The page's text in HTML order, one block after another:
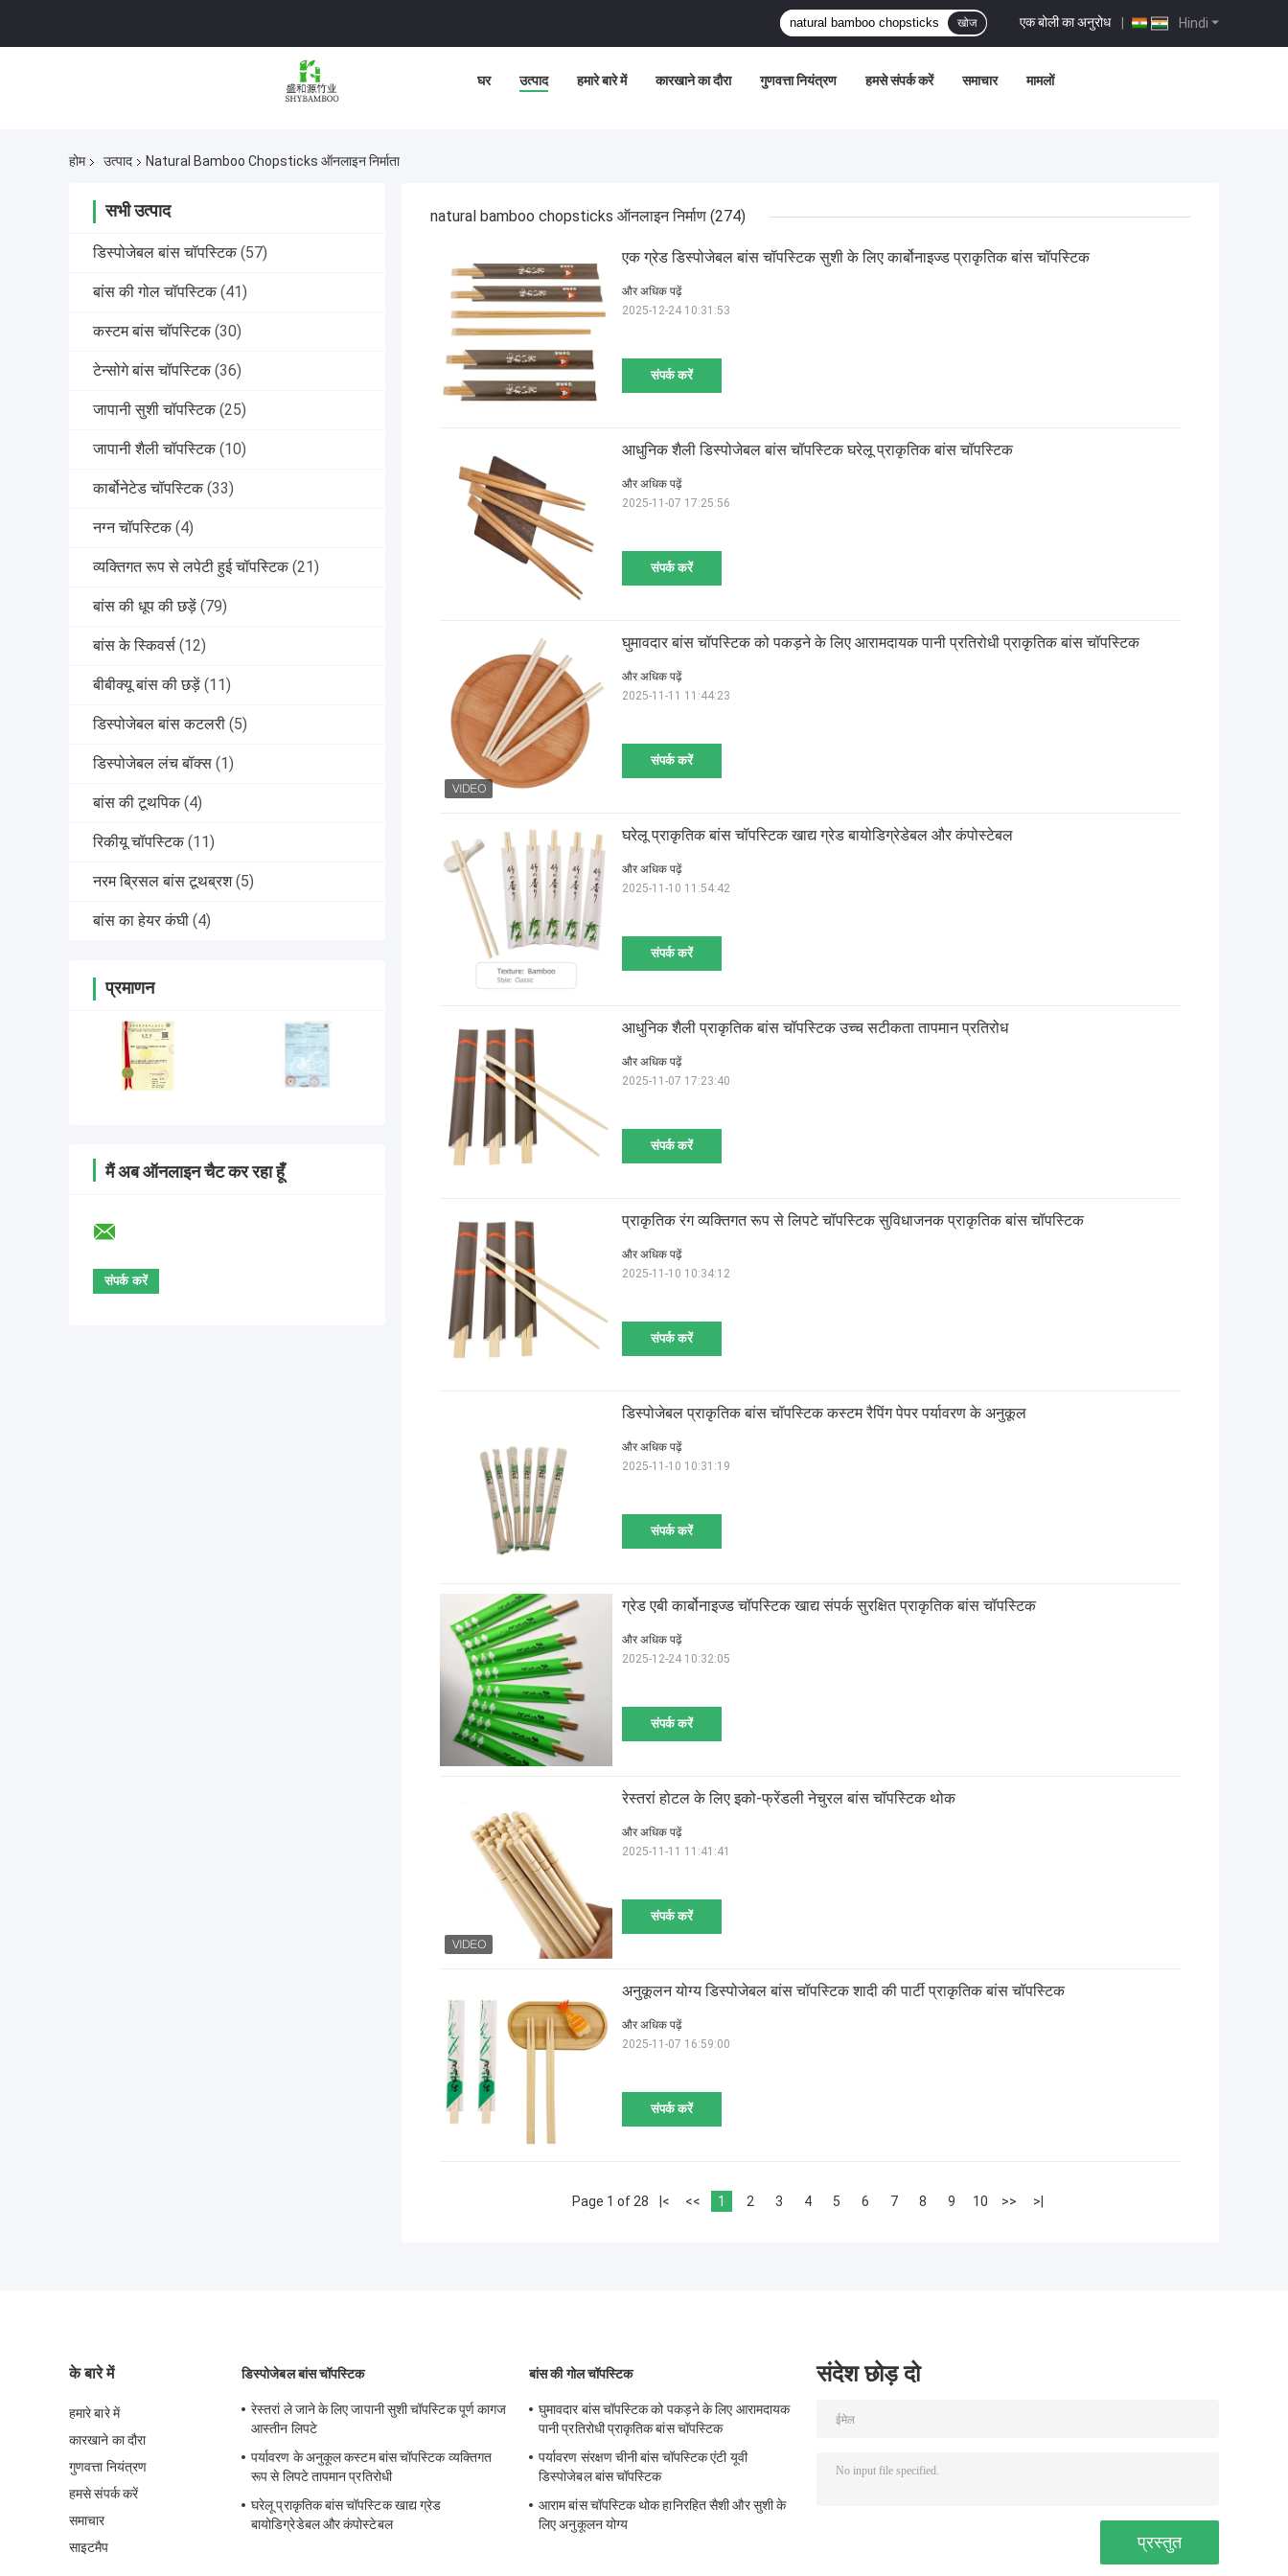
Hindi
एक बोली का अनुरोध |
खोज
घर उत्पाद हमारे बारे में कारखाने का दौरा गुणवत्ता नियंत्रण हमसे संपर्क करें समाचार मामलों
होम उत्पाद Natural Bamboo Chopsticks ऑनलाइन निर्माता
सभी उत्पाद
डिस्पोजेबल बांस चॉपस्टिक (57)
बांस की गोल चॉपस्टिक (41)
कस्टम बांस चॉपस्टिक (30)
टेन्सोगे बांस चॉपस्टिक (36)
जापानी सुशी चॉपस्टिक (25)
जापानी शैली चॉपस्टिक (10)
कार्बोनेटेड चॉपस्टिक (33)
नग्न चॉपस्टिक (4)
व्यक्तिगत रूप से लपेटी हुई चॉपस्टिक (21)
बांस की धूप की छड़ें (79)
बांस के स्किवर्स (12)
बीबीक्यू बांस की छड़ें (11)
डिस्पोजेबल बांस कटलरी (5)
डिस्पोजेबल लंच बॉक्स (1)
बांस की टूथपिक (4)
रिकीयू चॉपस्टिक (11)
नरम ब्रिसल बांस टूथब्रश (5)
बांस का हेयर कंघी (4)
प्रमाणन
मैं अब ऑनलाइन चैट कर रहा हूँ
natural bamboo chopsticks ऑनलाइन निर्माण (274)
एक ग्रेड डिस्पोजेबल बांस चॉपस्टिक सुशी के लिए कार्बोनाइज्ड प्राकृतिक बांस चॉपस्टिक
संपर्क करें
और अधिक पढ़ें
2025-12-24 10:31:53
आधुनिक शैली डिस्पोजेबल बांस चॉपस्टिक घरेलू प्राकृतिक बांस चॉपस्टिक
संपर्क करें
और अधिक पढ़ें
2025-11-07 17:25:56
घुमावदार बांस चॉपस्टिक को पकड़ने के लिए आरामदायक पानी प्रतिरोधी प्राकृतिक बांस चॉपस्टिक
संपर्क करें
और अधिक पढ़ें
2025-11-11 11:44:23
घरेलू प्राकृतिक बांस चॉपस्टिक खाद्य ग्रेड बायोडिग्रेडेबल और कंपोस्टेबल
संपर्क करें
और अधिक पढ़ें
2025-11-10 11:54:42
आधुनिक शैली प्राकृतिक बांस चॉपस्टिक उच्च सटीकता तापमान प्रतिरोध
संपर्क करें
और अधिक पढ़ें
2025-11-07 17:23:40
प्राकृतिक रंग व्यक्तिगत रूप से लिपटे चॉपस्टिक सुविधाजनक प्राकृतिक बांस चॉपस्टिक
संपर्क करें
और अधिक पढ़ें
2025-11-10 10:34:12
डिस्पोजेबल प्राकृतिक बांस चॉपस्टिक कस्टम रैपिंग पेपर पर्यावरण के अनुकूल
संपर्क करें
और अधिक पढ़ें
2025-11-10 10:31:19
ग्रेड एबी कार्बोनाइज्ड चॉपस्टिक खाद्य संपर्क सुरक्षित प्राकृतिक बांस चॉपस्टिक
संपर्क करें
और अधिक पढ़ें
2025-12-24 10:32:05
रेस्तरां होटल के लिए इको-फ्रेंडली नेचुरल बांस चॉपस्टिक थोक
संपर्क करें
और अधिक पढ़ें
2025-11-11 11:41:41
अनुकूलन योग्य डिस्पोजेबल बांस चॉपस्टिक शादी की पार्टी प्राकृतिक बांस चॉपस्टिक
संपर्क करें
और अधिक पढ़ें
2025-11-07 16:59:00
Page 1 of 28 |< << 1 2 3 4 5 6 7 8 9 10 >> >|
के बारे में
हमारे बारे में
कारखाने का दौरा
गुणवत्ता नियंत्रण
हमसे संपर्क करें
समाचार
साइटमैप
डिस्पोजेबल बांस चॉपस्टिक
रेस्तरां ले जाने के लिए जापानी सुशी चॉपस्टिक पूर्ण कागज
आस्तीन लिपटे
पर्यावरण के अनुकूल कस्टम बांस चॉपस्टिक व्यक्तिगत
रूप से लिपटे तापमान प्रतिरोधी
घरेलू प्राकृतिक बांस चॉपस्टिक खाद्य ग्रेड
बायोडिग्रेडेबल और कंपोस्टेबल
बांस की गोल चॉपस्टिक
घुमावदार बांस चॉपस्टिक को पकड़ने के लिए आरामदायक
पानी प्रतिरोधी प्राकृतिक बांस चॉपस्टिक
पर्यावरण संरक्षण चीनी बांस चॉपस्टिक एंटी यूवी
डिस्पोजेबल बांस चॉपस्टिक
आराम बांस चॉपस्टिक थोक हानिरहित सैशी और सुशी के
लिए अनुकूलन योग्य
संदेश छोड़ दो